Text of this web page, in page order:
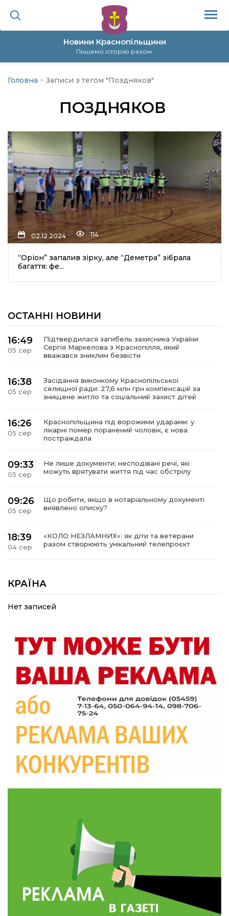
Новини Краснопільщини
Пишемо історію разом.
політика
Головна Записи з тегом "Поздняков"
ПОЗДНЯКОВ
02.12.2024 114
“Оріон” запалив зірку, але “Деметра” зібрала
багаття: фе...
ОСТАННІ НОВИНИ
16:49
05 сер
Підтвердилася загибель захисника України
Сергія Маркелова з Краснопілля, який
вважався зниклим безвісти
16:38
05 сер
Засідання виконкому Краснопільської
селищної ради: 27,6 млн грн компенсацій за
знищене житло та соціальний захист дітей
16:26
05 сер
Краснопільщина під ворожими ударами: у
лікарні помер поранений чоловік, є нова
постраждала
09:33
05 сер
Не лише документи: несподівані речі, які
можуть врятувати життя під час обстрілу
09:26
05 сер
Що робити, якщо в нотаріальному документі
виявлено описку?
18:39
04 сер
«КОЛО НЕЗЛАМНИХ»: як діти та ветерани
разом створюють унікальний телепроєкт
04 сер
прикордоння до втраченого дому
19:36
Пишіть листи самому собі, або як уникнути
19:29
30 лип
«Все закінчиться, приїду й одружуся…»: Пам’яті
26-річного Захисника Богдана Ємця (ВІДЕО)
20:06
Паливо по 100 грн та ризик дефіциту: чому в
28 лип
Житлові сертифікати, підготовка до зими та
підтримка ВПО: підсумки засідання виконкому
Краснопільської селищної ради
10:36
28 лип
Валентина Масалітіна: «Нас тримає віра в
Перемогу і повернення додому»
Обмежено придатний, але безмежно
вмотивований: Як колишній лісівник став асом
артилерії
490 пацієнтів та 15 відвіданих сіл: МБФ
«Альянс громадського здоров’я» підбив
підсумки роботи мобільних клінік у Сумській
області
КРАЇНА
Нет записей